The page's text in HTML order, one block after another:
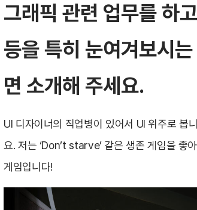
그래픽 관련 업무를 하
등을 특히 눈여겨보시
면 소개해 주세요.
UI 디자이너의 직업병이 있어서 UI 위주로 봅
요. 저는 ‘Don’t starve’ 같은 생존 게임을 좋
게임입니다!